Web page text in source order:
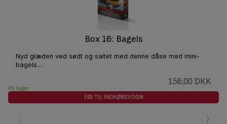
Box 16: Bagels
Nyd glæden ved sødt og saltet med denne dåse med mini-
bagels...
156,00 DKK
På lager
FØJ TIL INDKØBSVOGN
›